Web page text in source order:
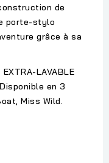
de
porte-stylo
grâce à sa
LAVABLE
en 3
Miss Wild.